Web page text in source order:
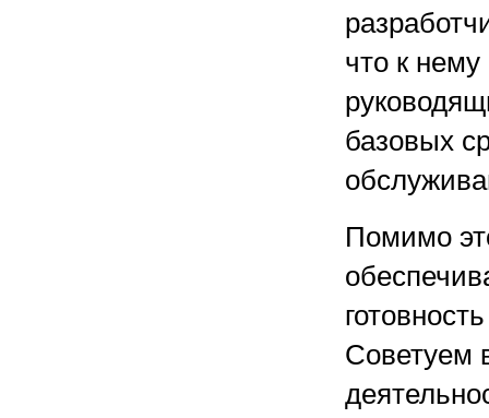
что к
базовых
Помимо
Советуем